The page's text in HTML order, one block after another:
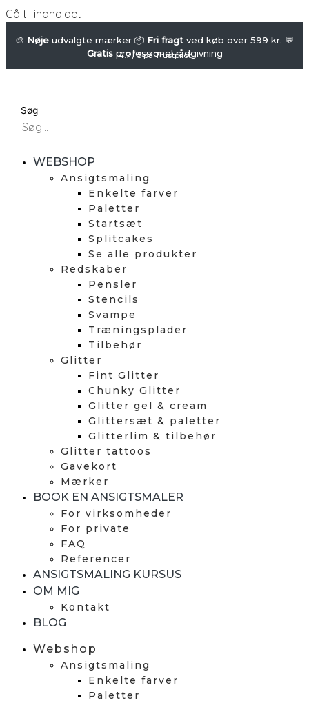
Gå til indholdet
🎨 Nøje udvalgte mærker 📦 Fri fragt ved køb over 599 kr. 💬
Gratisprofessionel rådgivning
4.7 / 5 på Trustpilot
Søg
WEBSHOP
Ansigtsmaling
Enkelte farver
Paletter
Startsæt
Splitcakes
Se alle produkter
Redskaber
Pensler
Stencils
Svampe
Træningsplader
Tilbehør
Glitter
Fint Glitter
Chunky Glitter
Glitter gel & cream
Glittersæt & paletter
Glitterlim & tilbehør
Glitter tattoos
Gavekort
Mærker
BOOK EN ANSIGTSMALER
For virksomheder
For private
FAQ
Referencer
ANSIGTSMALING KURSUS
OM MIG
Kontakt
BLOG
Webshop
Ansigtsmaling
Enkelte farver
Paletter